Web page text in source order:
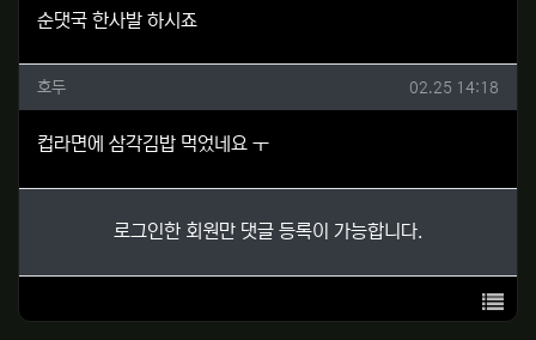
순댓국 한사발 하시죠
호두님의 댓글
호두 작성일
02.25 14:18
컵라면에 삼각김밥 먹었네요 ㅜ
로그인한 회원만 댓글 등록이 가능합니다.
목록